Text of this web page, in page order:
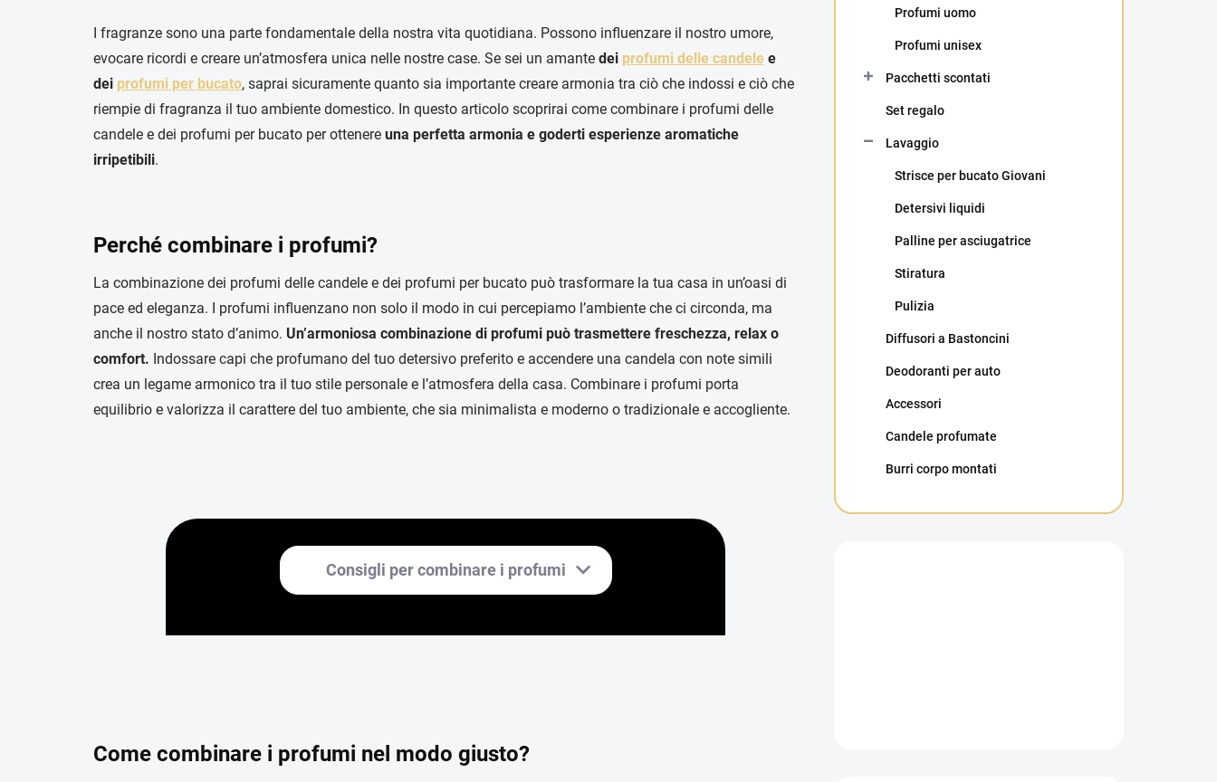
Profumi uomo
Profumi unisex
Pacchetti scontati
Set regalo
Lavaggio
Strisce per bucato Giovani
Detersivi liquidi
Palline per asciugatrice
Stiratura
Pulizia
Diffusori a Bastoncini
Deodoranti per auto
Accessori
Candele profumate
Burri corpo montati
I fragranze sono una parte fondamentale della nostra vita quotidiana. Possono influenzare il nostro umore,
evocare ricordi e creare un’atmosfera unica nelle nostre case. Se sei un amante dei profumi delle candele e
dei profumi per bucato, saprai sicuramente quanto sia importante creare armonia tra ciò che indossi e ciò che
riempie di fragranza il tuo ambiente domestico. In questo articolo scoprirai come combinare i profumi delle
candele e dei profumi per bucato per ottenere una perfetta armonia e goderti esperienze aromatiche
irripetibili.
Perché combinare i profumi?
La combinazione dei profumi delle candele e dei profumi per bucato può trasformare la tua casa in un’oasi di
pace ed eleganza. I profumi influenzano non solo il modo in cui percepiamo l’ambiente che ci circonda, ma
anche il nostro stato d’animo. Un’armoniosa combinazione di profumi può trasmettere freschezza, relax o
comfort. Indossare capi che profumano del tuo detersivo preferito e accendere una candela con note simili
crea un legame armonico tra il tuo stile personale e l’atmosfera della casa. Combinare i profumi porta
equilibrio e valorizza il carattere del tuo ambiente, che sia minimalista e moderno o tradizionale e accogliente.
Consigli per combinare i profumi
Come combinare i profumi nel modo giusto?